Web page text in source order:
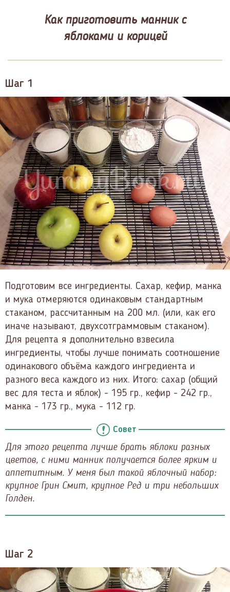
Как приготовить манник с
яблоками и корицей
Шаг 1
Подготовим все ингредиенты. Сахар, кефир, манка
и мука отмеряются одинаковым стандартным
стаканом, рассчитанным на 200 мл. (или, как его
иначе называют, двухсотграммовым стаканом).
Для рецепта я дополнительно взвесила
ингредиенты, чтобы лучше понимать соотношение
одинакового объёма каждого ингредиента и
разного веса каждого из них. Итого: сахар (общий
вес для теста и яблок) - 195 гр., кефир - 242 гр.,
манка - 173 гр., мука - 112 гр.
Совет
Для этого рецепта лучше брать яблоки разных
цветов, с ними манник получается более ярким и
аппетитным. У меня был такой яблочный набор:
крупное Грин Смит, крупное Ред и три небольших
Голден.
Шаг 2